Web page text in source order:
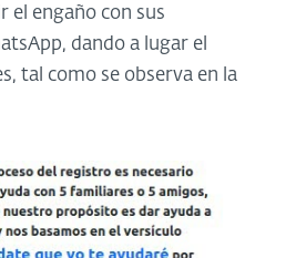
el engaño con sus
dando a lugar el
tal como se observa en la